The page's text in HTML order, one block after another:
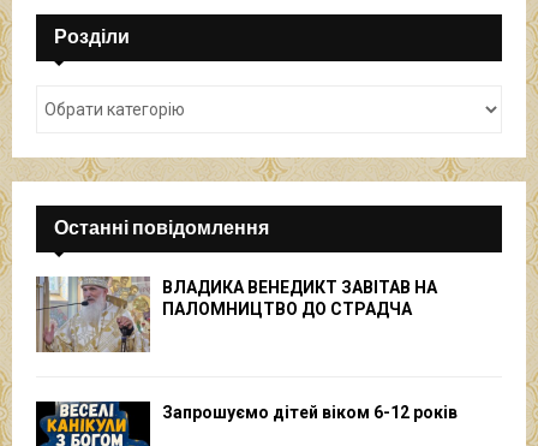
Розділи
Останні повідомлення
ВЛАДИКА ВЕНЕДИКТ ЗАВІТАВ НА
ПАЛОМНИЦТВО ДО СТРАДЧА
Запрошуємо дітей віком 6-12 років